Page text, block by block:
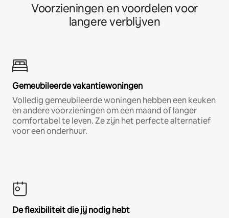
Voorzieningen en voordelen voor
langere verblijven
Gemeubileerde vakantiewoningen
Volledig gemeubileerde woningen hebben een keuken
en andere voorzieningen om een maand of langer
comfortabel te leven. Ze zijn het perfecte alternatief
voor een onderhuur.
De flexibiliteit die jij nodig hebt